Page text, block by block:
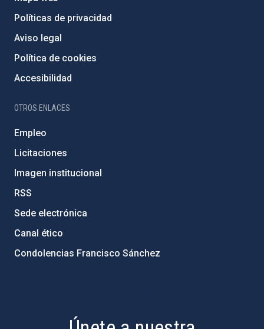
Políticas de privacidad
Aviso legal
Política de cookies
Accesibilidad
OTROS ENLACES
Empleo
Licitaciones
Imagen institucional
RSS
Sede electrónica
Canal ético
Condolencias Francisco Sánchez